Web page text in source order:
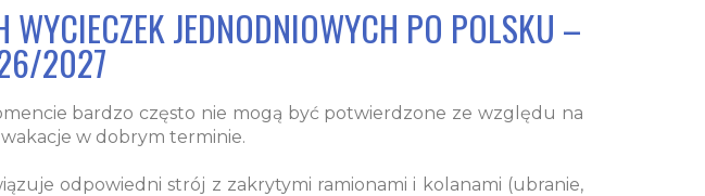
WYCIECZEK JEDNODNIOWYCH PO POLSKU –
2027
bardzo często nie mogą być potwierdzone ze względu na
w dobrym terminie.
odpowiedni strój z zakrytymi ramionami i kolanami (ubranie,